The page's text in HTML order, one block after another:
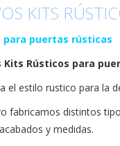
KITS
para puertas rústicas
Kits Rústicos para
el estilo rustico para la
fabricamos distintos
y medidas.